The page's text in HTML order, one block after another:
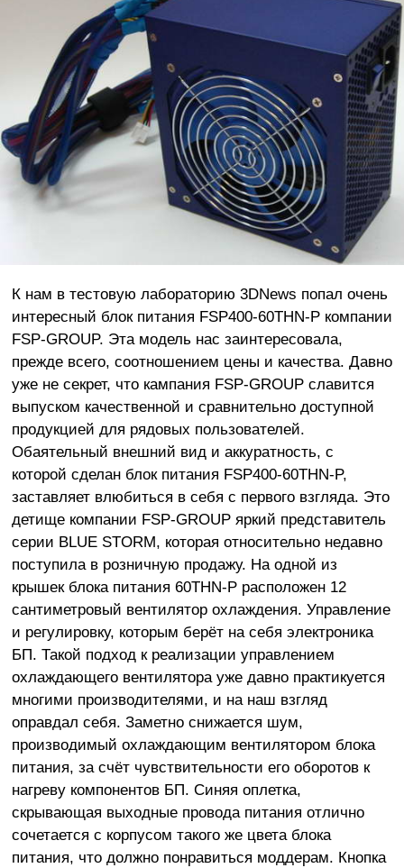
К нам в тестовую лабораторию 3DNews попал очень
интересный блок питания FSP400-60THN-P компании
FSP-GROUP. Эта модель нас заинтересовала,
прежде всего, соотношением цены и качества. Давно
уже не секрет, что кампания FSP-GROUP славится
выпуском качественной и сравнительно доступной
продукцией для рядовых пользователей.
Обаятельный внешний вид и аккуратность, с
которой сделан блок питания FSP400-60THN-P,
заставляет влюбиться в себя с первого взгляда. Это
детище компании FSP-GROUP яркий представитель
серии BLUE STORM, которая относительно недавно
поступила в розничную продажу. На одной из
крышек блока питания 60THN-P расположен 12
сантиметровый вентилятор охлаждения. Управление
и регулировку, которым берёт на себя электроника
БП. Такой подход к реализации управлением
охлаждающего вентилятора уже давно практикуется
многими производителями, и на наш взгляд
оправдал себя. Заметно снижается шум,
производимый охлаждающим вентилятором блока
питания, за счёт чувствительности его оборотов к
нагреву компонентов БП. Синяя оплетка,
скрывающая выходные провода питания отлично
сочетается с корпусом такого же цвета блока
питания, что должно понравиться моддерам. Кнопка